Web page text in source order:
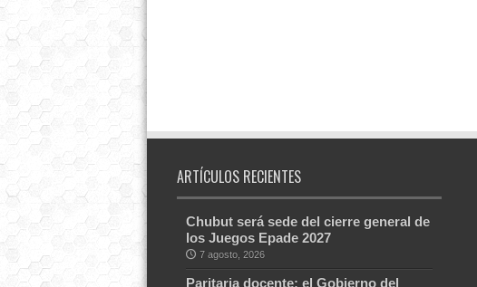
ARTÍCULOS RECIENTES
Chubut será sede del cierre general de
los Juegos Epade 2027
7 agosto, 2026
Paritaria docente: el Gobierno del